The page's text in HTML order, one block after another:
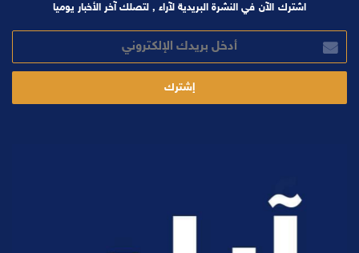
اشترك الآن في النشرة البريدية لآراء , لتصلك آخر الأخبار يوميا
بريدك
الإلكتروني